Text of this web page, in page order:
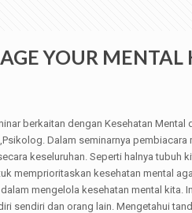
YOUR MENTAL
berkaitan dengan Kesehatan
Dalam seminarnya
keseluruhan. Seperti halnya
memprioritaskan kesehatan mental
mengelola kesehatan mental
sendiri dan orang lain. Mengetahui